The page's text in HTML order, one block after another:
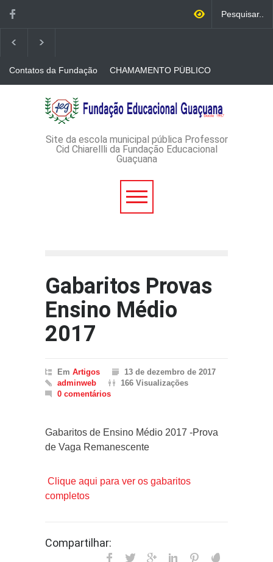
Contatos da Fundação
CHAMAMENTO PÚBLICO
CREDENCIAMENTO DE
IMPRESSOS
AVISO DE DISPENSA DE
LICITAÇÃO - DISPENSA DE
LICITAÇÃO Nº 53/2026-
ADMINISTRATIVO Nº
Site da escola municipal pública Professor
Cid Chiarellli da Fundação Educacional
Guaçuana
Gabaritos Provas
Ensino Médio
2017
Em Artigos
13 de dezembro de 2017
adminweb
166 Visualizações
0 comentários
Gabaritos de Ensino Médio 2017 -Prova
de Vaga Remanescente
Clique aqui para ver os gabaritos
completos
Compartilhar: